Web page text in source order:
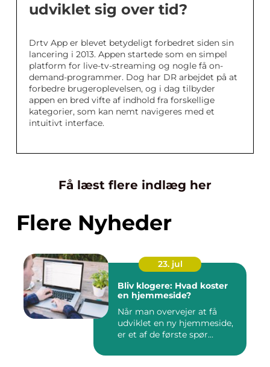
udviklet sig over tid?
Drtv App er blevet betydeligt forbedret siden sin
lancering i 2013. Appen startede som en simpel
platform for live-tv-streaming og nogle få on-
demand-programmer. Dog har DR arbejdet på at
forbedre brugeroplevelsen, og i dag tilbyder
appen en bred vifte af indhold fra forskellige
kategorier, som kan nemt navigeres med et
intuitivt interface.
Få læst flere indlæg her
Flere Nyheder
23. jul
Bliv klogere: Hvad koster
en hjemmeside?
Når man overvejer at få
udviklet en ny hjemmeside,
er et af de første spør...